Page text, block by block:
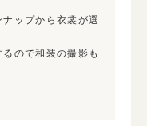
ップから衣裳が選
ので和装の撮影も